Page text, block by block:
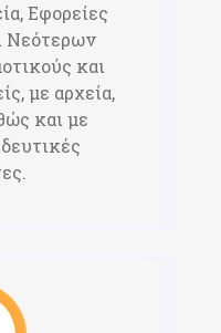
Εφορείες
Νεότερων
και
με αρχεία,
και με